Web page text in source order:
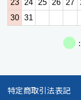
特定商取引法表記